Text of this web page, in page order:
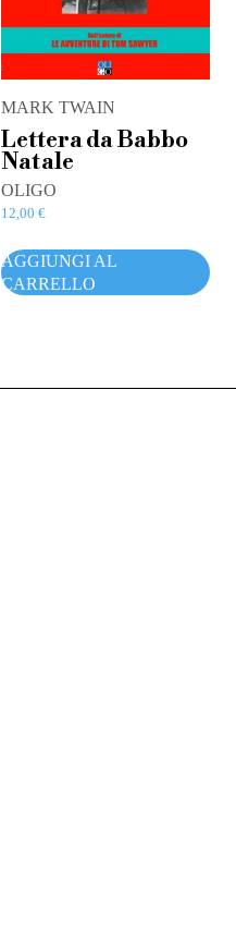
MARK TWAIN
Lettera da Babbo
Natale
OLIGO
12,00 €
AGGIUNGI AL
CARRELLO